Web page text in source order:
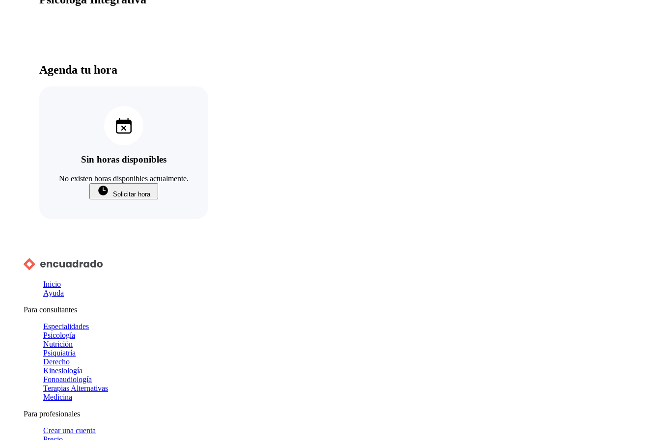
Agenda tu hora
Sin horas disponibles
No existen horas disponibles actualmente.
Solicitar hora
Inicio
Ayuda
Para consultantes
Especialidades
Psicología
Nutrición
Psiquiatría
Derecho
Kinesiología
Fonoaudiología
Terapias Alternativas
Medicina
Para profesionales
Crear una cuenta